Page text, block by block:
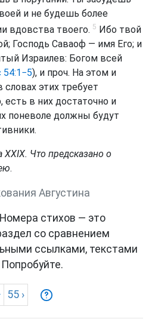
и не будешь более
вдовства твоего. 5 Ибо твой
Господь Саваоф — имя Его; и
Израилев: Богом всей
54:1−5), и проч. На этом и
этих требует
есть в них достаточно и
поневоле должны будут
Что предсказано о
.
Августина
стихов — это
со сравнением
ссылками, текстами
55 ›